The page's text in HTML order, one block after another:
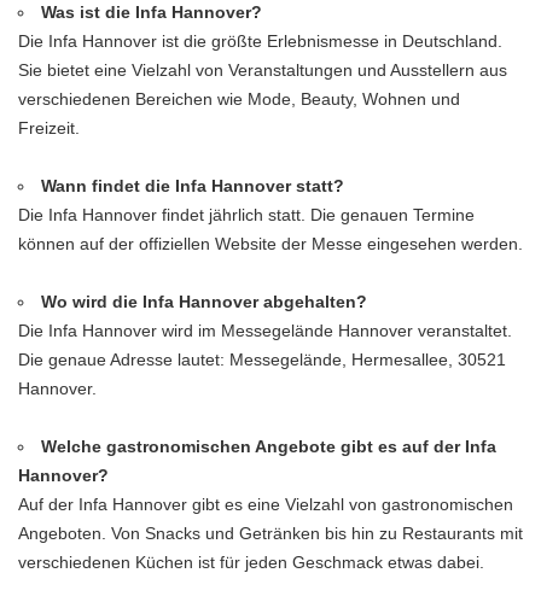
Was ist die Infa Hannover?
Die Infa Hannover ist die größte Erlebnismesse in Deutschland.
Sie bietet eine Vielzahl von Veranstaltungen und Ausstellern aus
verschiedenen Bereichen wie Mode, Beauty, Wohnen und
Freizeit.
Wann findet die Infa Hannover statt?
Die Infa Hannover findet jährlich statt. Die genauen Termine
können auf der offiziellen Website der Messe eingesehen werden.
Wo wird die Infa Hannover abgehalten?
Die Infa Hannover wird im Messegelände Hannover veranstaltet.
Die genaue Adresse lautet: Messegelände, Hermesallee, 30521
Hannover.
Welche gastronomischen Angebote gibt es auf der Infa
Hannover?
Auf der Infa Hannover gibt es eine Vielzahl von gastronomischen
Angeboten. Von Snacks und Getränken bis hin zu Restaurants mit
verschiedenen Küchen ist für jeden Geschmack etwas dabei.